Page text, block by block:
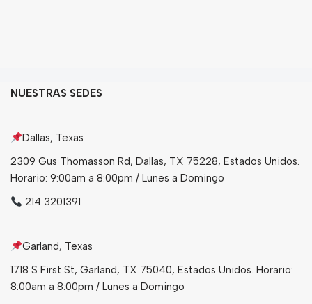
NUESTRAS SEDES
Dallas, Texas
2309 Gus Thomasson Rd, Dallas, TX 75228, Estados Unidos.
Horario: 9:00am a 8:00pm / Lunes a Domingo
214 3201391
Garland, Texas
1718 S First St, Garland, TX 75040, Estados Unidos. Horario:
8:00am a 8:00pm / Lunes a Domingo